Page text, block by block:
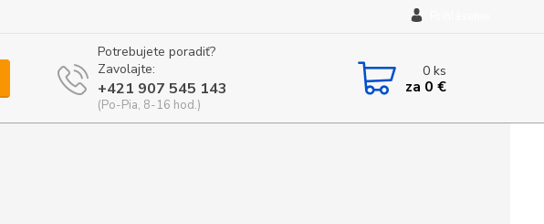
Potrebujete poradiť?
Zavolajte:
+421 907 545 143
(Po-Pia, 8-16 hod.)
0ks
za 0 €